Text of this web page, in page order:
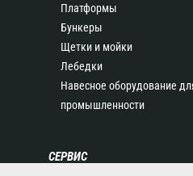
Платформы
Бункеры
Щетки и мойки
Лебедки
Навесное оборудование
промышленности
СЕРВИС